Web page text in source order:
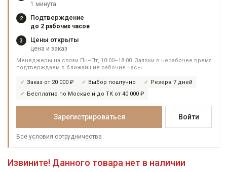
1 минута
2 Подтверждение
до 2 рабочих часов
3 Цены открыты
цена и заказ
Менеджеры на связи Пн–Пт, 10:00–18:00. Заявки в нерабочее время
подтверждаем в ближайшие рабочие часы.
Заказ от 20 000 ₽ Выбор поштучно
Резерв 7 дней
Бесплатно по Москве и до ТК от 40 000 ₽
Зарегистрироваться Войти
Все условия сотрудничества
Извините! Данного товара нет в наличии